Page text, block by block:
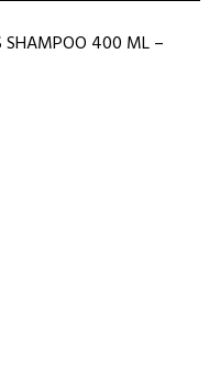
SHAMPOO 400 ML –